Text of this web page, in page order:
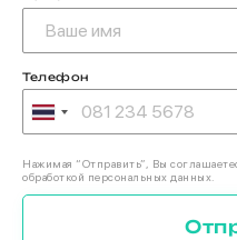
Телефон
Нажимая “Отправить”, Вы
обработкой персональных данных.